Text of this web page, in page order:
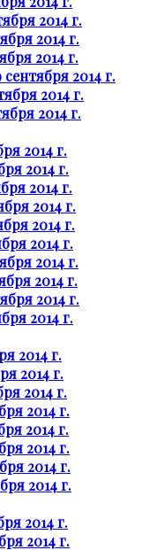
2014 г.
2014 г.
2014 г.
сентября 2014 г.
2014 г.
2014 г.
2014 г.
2014 г.
2014 г.
2014 г.
2014 г.
2014 г.
2014 г.
2014 г.
2014 г.
2014 г.
2014 г.
2014 г.
2014 г.
2014 г.
2014 г.
2014 г.
2014 г.
2014 г.
2014 г.
2014 г.